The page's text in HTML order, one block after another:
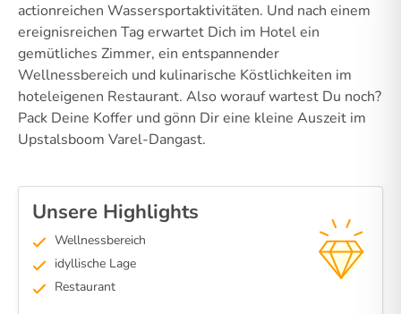
actionreichen Wassersportaktivitäten. Und nach einem
ereignisreichen Tag erwartet Dich im Hotel ein
gemütliches Zimmer, ein entspannender
Wellnessbereich und kulinarische Köstlichkeiten im
hoteleigenen Restaurant. Also worauf wartest Du noch?
Pack Deine Koffer und gönn Dir eine kleine Auszeit im
Upstalsboom Varel-Dangast.
Unsere Highlights
Wellnessbereich
idyllische Lage
Restaurant